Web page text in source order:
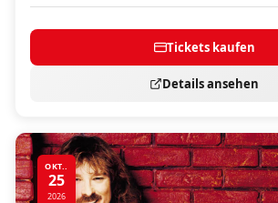
Tickets kaufen
Details ansehen
OKT..
25
2026